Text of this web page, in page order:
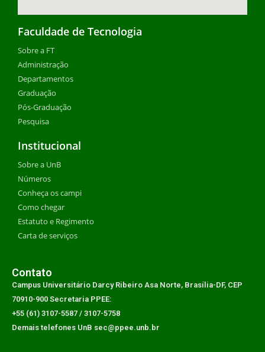
Faculdade de Tecnologia
Sobre a FT
Administração
Departamentos
Graduação
Pós-Graduação
Pesquisa
Institucional
Sobre a UnB
Números
Conheça os campi
Como chegar
Estatuto e Regimento
Carta de serviços
Contato
Campus Universitário Darcy Ribeiro Asa Norte, Brasília-DF, CEP
70910-900 Secretaria PPEE:
+55 (61) 3107-5587 / 3107-5758
Demais telefones UnB sec@ppee.unb.br